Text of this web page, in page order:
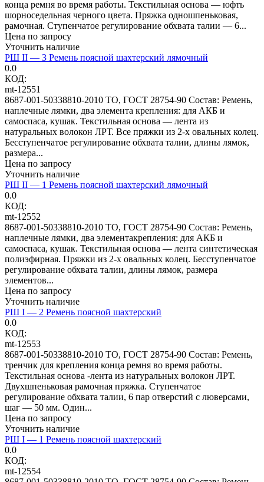
конца ремня во время работы. Текстильная основа — юфть
шорноседельная черного цвета. Пряжка одношпеньковая,
рамочная. Ступенчатое регулирование обхвата талии — 6...
Цена по запросу
Уточнить наличие
РШ II — 3 Ремень поясной шахтерский лямочный
0.0
КОД:
mt-12551
8687-001-50338810-2010 ТО, ГОСТ 28754-90 Состав: Ремень,
наплечные лямки, два элемента крепления: для АКБ и
самоспаса, кушак. Текстильная основа — лента из
натуральных волокон ЛРТ. Все пряжки из 2-х овальных колец.
Бесступенчатое регулирование обхвата талии, длины лямок,
размера...
Цена по запросу
Уточнить наличие
РШ II — 1 Ремень поясной шахтерский лямочный
0.0
КОД:
mt-12552
8687-001-50338810-2010 ТО, ГОСТ 28754-90 Состав: Ремень,
наплечные лямки, два элементакрепления: для АКБ и
самоспаса, кушак. Текстильная основа — лента синтетическая
полиэфирная. Пряжки из 2-х овальных колец. Бесступенчатое
регулирование обхвата талии, длины лямок, размера
элементов...
Цена по запросу
Уточнить наличие
РШ I — 2 Ремень поясной шахтерский
0.0
КОД:
mt-12553
8687-001-50338810-2010 ТО, ГОСТ 28754-90 Состав: Ремень,
тренчик для крепления конца ремня во время работы.
Текстильная основа -лента из натуральных волокон ЛРТ.
Двухшпеньковая рамочная пряжка. Ступенчатое
регулирование обхвата талии, 6 пар отверстий с люверсами,
шаг — 50 мм. Один...
Цена по запросу
Уточнить наличие
РШ I — 1 Ремень поясной шахтерский
0.0
КОД:
mt-12554